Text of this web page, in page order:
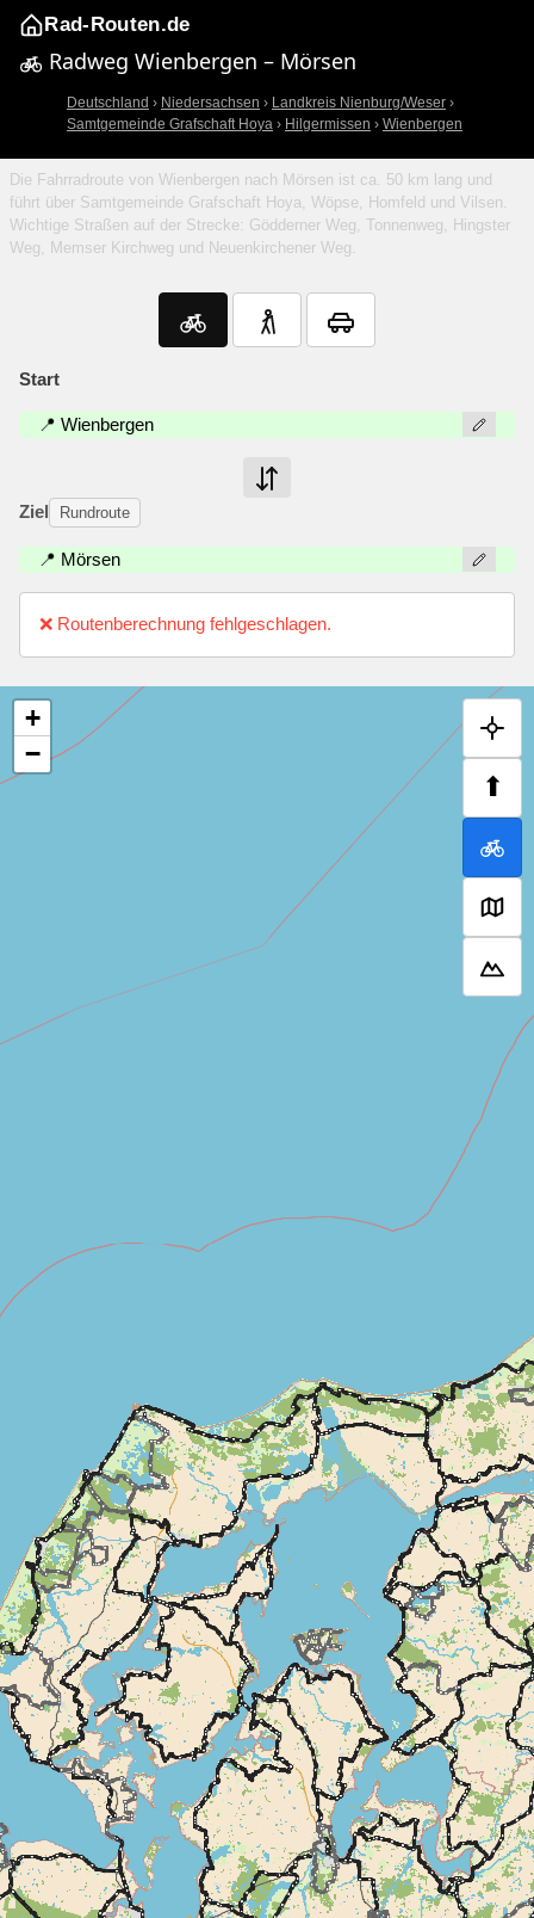
Rad-Routen.de
Radweg Wienbergen – Mörsen
Deutschland › Niedersachsen › Landkreis Nienburg/Weser ›
Samtgemeinde Grafschaft Hoya › Hilgermissen › Wienbergen
Die Fahrradroute von Wienbergen nach Mörsen ist ca. 50 km lang und
führt über Samtgemeinde Grafschaft Hoya, Wöpse, Homfeld und Vilsen.
Wichtige Straßen auf der Strecke: Gödderner Weg, Tonnenweg, Hingster
Weg, Memser Kirchweg und Neuenkirchener Weg.
Start
📍 Wienbergen
Ziel Rundroute
📍 Mörsen
❌ Routenberechnung fehlgeschlagen.
⬆
+
−